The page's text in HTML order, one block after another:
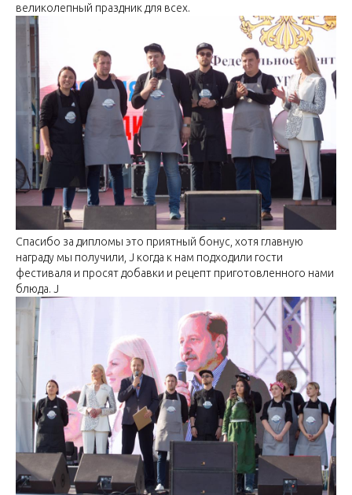
великолепный праздник для всех.
Спасибо за дипломы это приятный бонус, хотя главную
награду мы получили, J когда к нам подходили гости
фестиваля и просят добавки и рецепт приготовленного нами
блюда. J